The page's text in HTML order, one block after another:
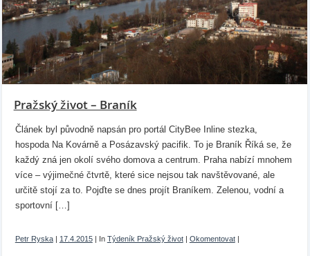
Pražský život – Braník
Článek byl původně napsán pro portál CityBee Inline stezka,
hospoda Na Kovárně a Posázavský pacifik. To je Braník Říká se, že
každý zná jen okolí svého domova a centrum. Praha nabízí mnohem
více – výjimečné čtvrtě, které sice nejsou tak navštěvované, ale
určitě stojí za to. Pojďte se dnes projít Braníkem. Zelenou, vodní a
sportovní […]
Petr Ryska| 17.4.2015| In Týdeník Pražský život| Okomentovat|